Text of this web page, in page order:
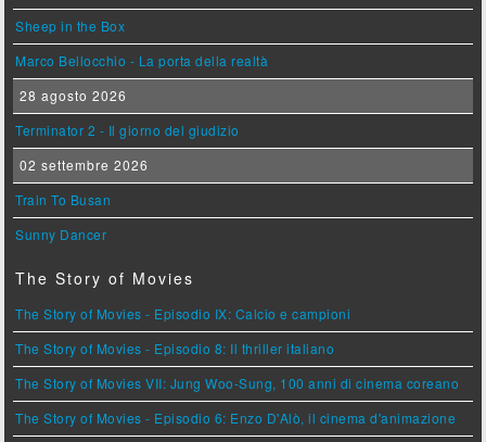
Sheep in the Box
Marco Bellocchio - La porta della realtà
28 agosto 2026
Terminator 2 - Il giorno del giudizio
02 settembre 2026
Train To Busan
Sunny Dancer
The Story of Movies
The Story of Movies - Episodio IX: Calcio e campioni
The Story of Movies - Episodio 8: Il thriller italiano
The Story of Movies VII: Jung Woo-Sung, 100 anni di cinema coreano
The Story of Movies - Episodio 6: Enzo D'Alò, il cinema d'animazione